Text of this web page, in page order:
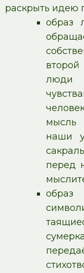
раскрыть идею
образ
люди
мысль
наши
перед